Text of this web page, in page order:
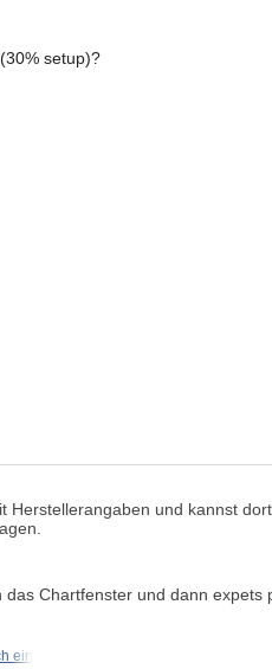
setup)?
und kannst
Chartfenster und dann expets
ein